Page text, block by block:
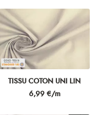
TISSU COTON UNI LIN
Prix
6,99 €/m